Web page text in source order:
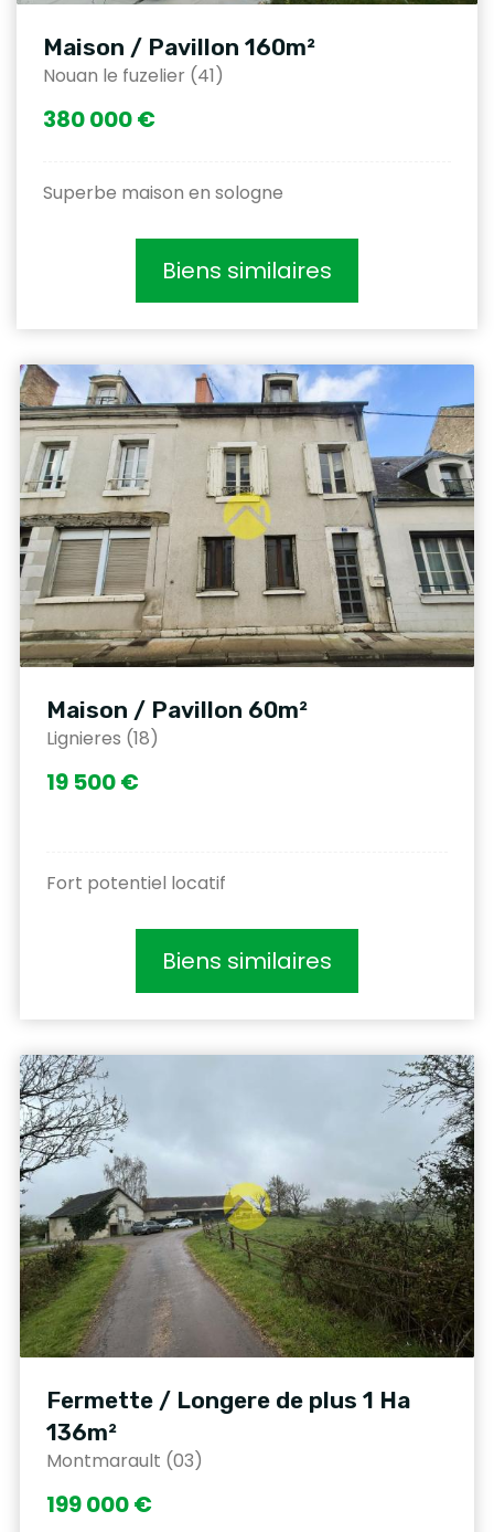
Maison / Pavillon 160m²
Nouan le fuzelier (41)
380 000 €
Superbe maison en sologne
Biens similaires
Maison / Pavillon 60m²
Lignieres (18)
19 500 €
Fort potentiel locatif
Biens similaires
Fermette / Longere de plus 1 Ha
136m²
Montmarault (03)
199 000 €